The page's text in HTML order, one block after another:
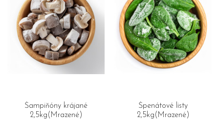
Šampiňóny krájané
2,5kg(Mrazené)
Špenátové listy
2,5kg(Mrazené)